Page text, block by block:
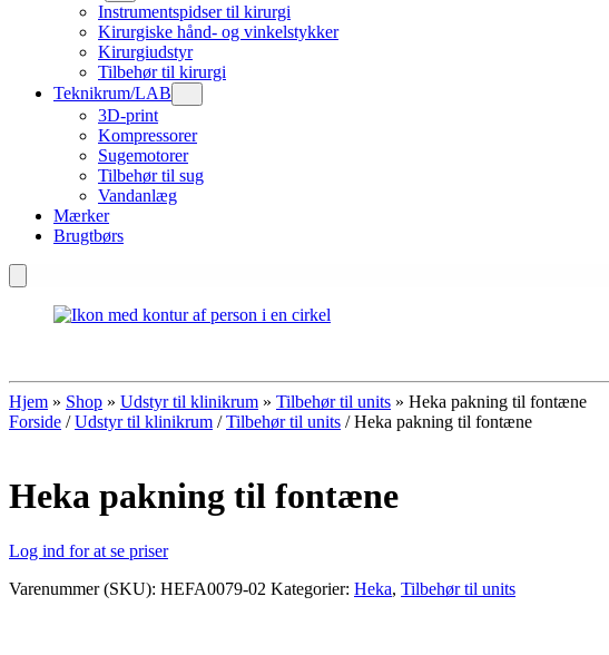
Instrumentspidser til kirurgi
Kirurgiske hånd- og vinkelstykker
Kirurgiudstyr
Tilbehør til kirurgi
Teknikrum/LAB
3D-print
Kompressorer
Sugemotorer
Tilbehør til sug
Vandanlæg
Mærker
Brugtbørs
Hjem » Shop » Udstyr til klinikrum » Tilbehør til units » Heka pakning til fontæne
Forside /Udstyr til klinikrum /Tilbehør til units / Heka pakning til fontæne
Heka pakning til fontæne
Log ind for at se priser
Varenummer (SKU): HEFA0079-02 Kategorier: Heka, Tilbehør til units